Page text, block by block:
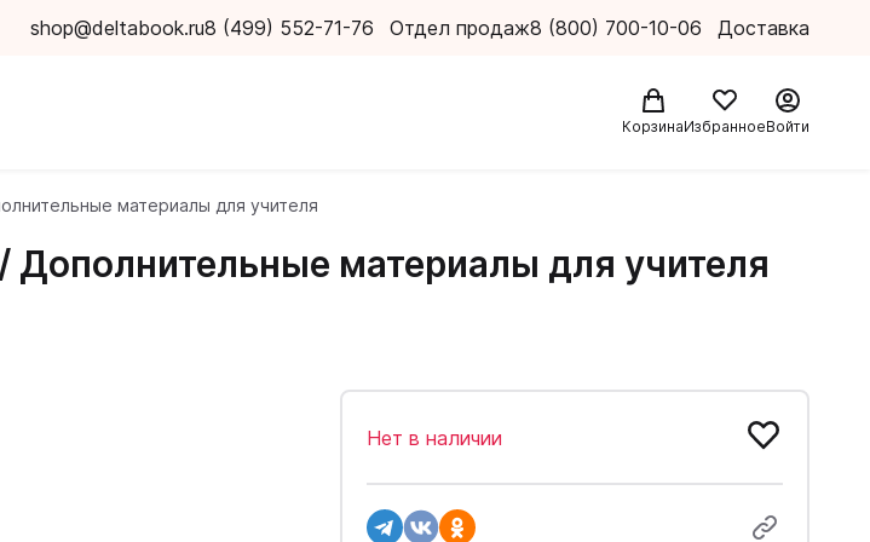
shop@deltabook.ru8 (499) 552-71-76 Отдел продаж8 (800) 700-10-06 Доставка
КорзинаИзбранноеВойти
материалы для учителя
Дополнительные материалы для учителя
Нет в наличии